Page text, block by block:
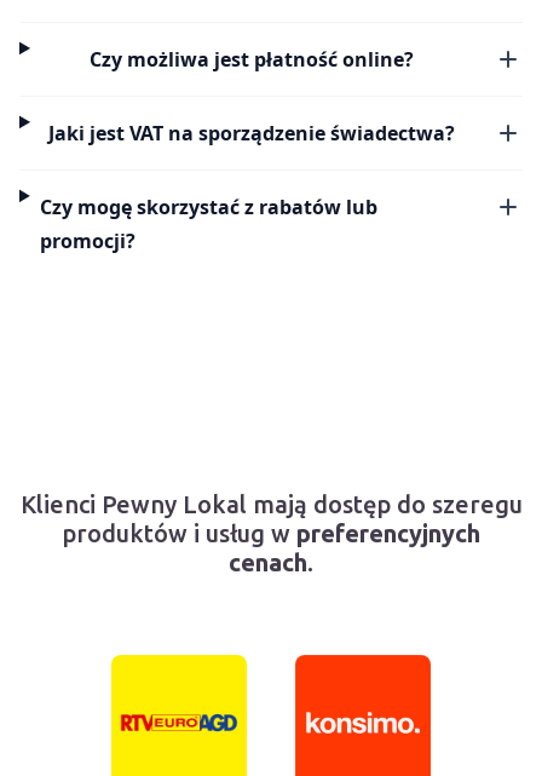
Czy możliwa jest płatność online?
Jaki jest VAT na sporządzenie świadectwa?
Czy mogę skorzystać z rabatów lub
promocji?
Klienci Pewny Lokal mają dostęp do szeregu
produktów i usług w preferencyjnych
cenach.